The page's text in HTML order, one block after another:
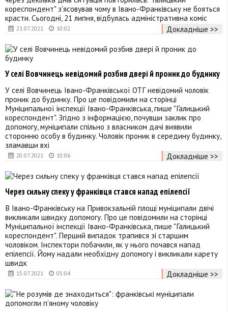
21.07.2021 10:02
кореспондент" з'ясовував чому в Івано-Франківську не бояться
красти. Сьогодні, 21 липня, відбулась адміністративна коміс
Докладніше >>
20.07.2021 10:06
У селі Вовчинець невідомий розбив двері й проник до будинку
У селі Вовчинець Івано-Франківської ОТГ невідомий чоловік
проник до будинку. Про це повідомили на сторінці
Муніципальної інспекції Івано-Франківська, пише "Галицький
кореспондент". Згідно з інформацією, почувши заклик про
допомогу, муніципали спільно з власником дачі виявили
сторонню особу в будинку. Чоловік проник в середину будинку,
зламавши вхі
Докладніше >>
15.07.2021 05:04
Через сильну спеку у франківця стався напад епілепсії
В Івано-Франківську на Привокзальній площі муніципали двічі
викликали швидку допомогу. Про це повідомили на сторінці
Муніципальної інспекції Івано-Франківська, пише "Галицький
кореспондент". Перший випадок трапився зі старшим
чоловіком. Інспектори побачили, як у нього почався напад
епілепсії. Йому надали необхідну допомогу і викликали карету
швидк
Докладніше >>